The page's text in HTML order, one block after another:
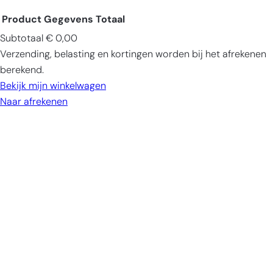
Producten
in
winkelwagen
Product Gegevens Totaal
Subtotaal € 0,00
Verzending, belasting en kortingen worden bij het afrekenen
berekend.
Bekijk mijn winkelwagen
Naar afrekenen